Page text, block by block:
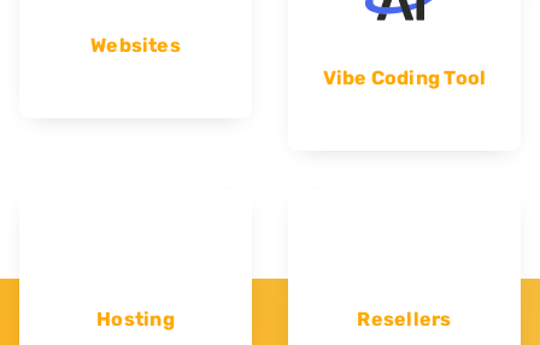
Websites
Vibe Coding Tool
Hosting Resellers